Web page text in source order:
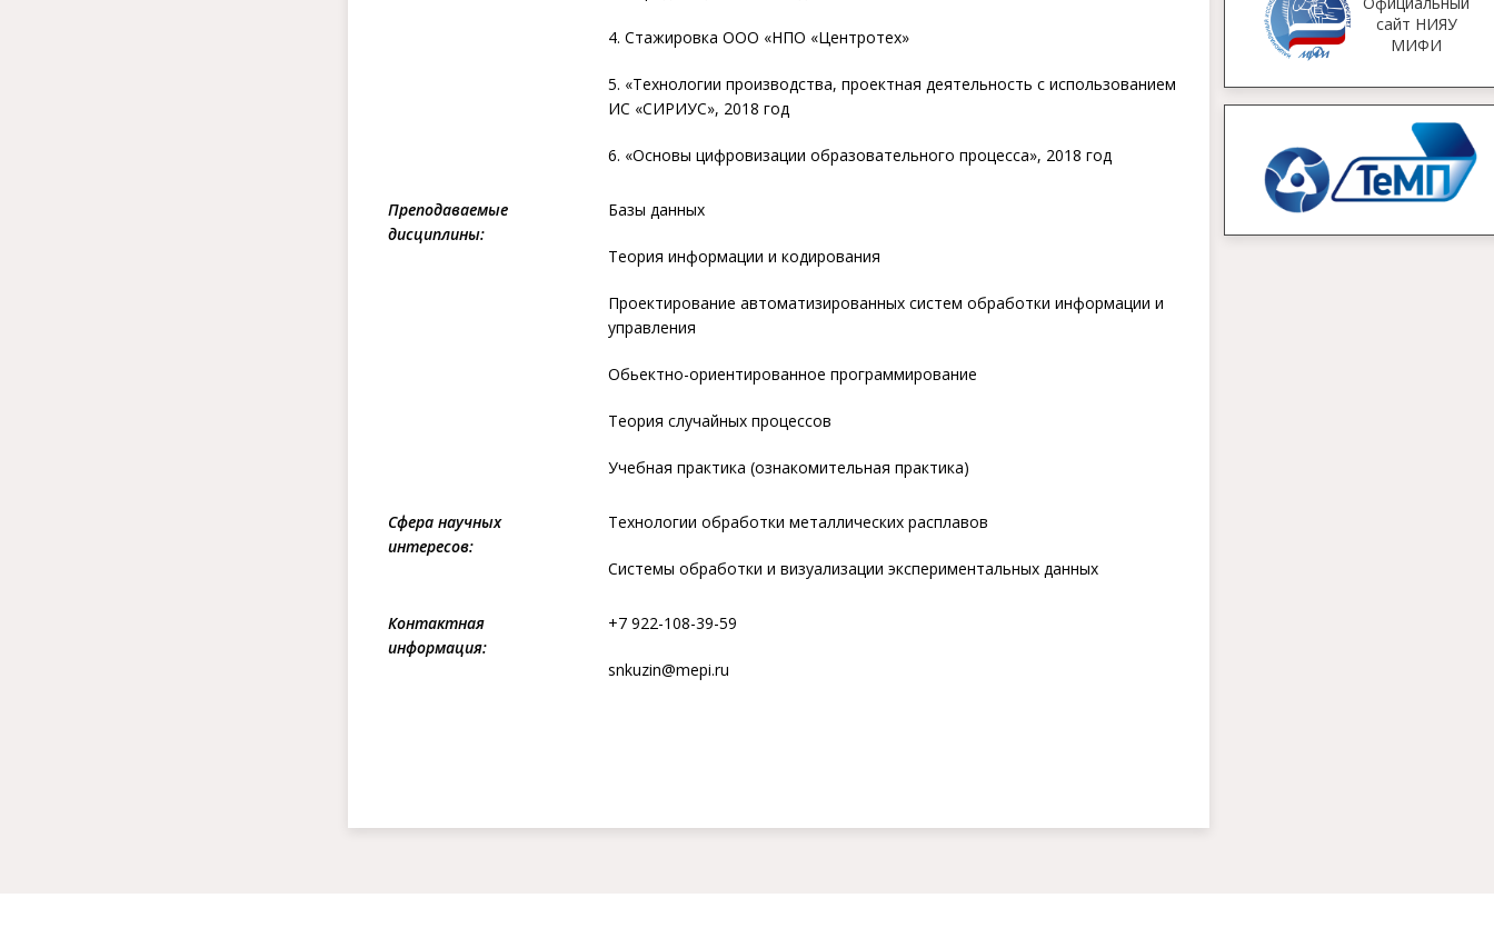
4. Стажировка ООО «НПО «Центротех»
5. «Технологии производства, проектная деятельность с использованием
ИС «СИРИУС», 2018 год
6. «Основы цифровизации образовательного процесса», 2018 год
Преподаваемые
дисциплины:
Базы данных
Теория информации и кодирования
Проектирование автоматизированных систем обработки информации и
управления
Обьектно-ориентированное программирование
Теория случайных процессов
Учебная практика (ознакомительная практика)
Сфера научных
интересов:
Технологии обработки металлических расплавов
Системы обработки и визуализации экспериментальных данных
Контактная
информация:
+7 922-108-39-59
snkuzin@mepi.ru
сайт НИЯУ
МИФИ